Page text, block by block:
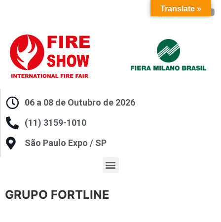
06 a 08 de Outubro de 2026
(11) 3159-1010
São Paulo Expo / SP
GRUPO FORTLINE
Translate »